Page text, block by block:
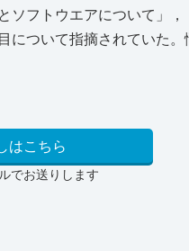
ソフトウエアについて」，
について指摘されていた。
はこちら
でお送りします